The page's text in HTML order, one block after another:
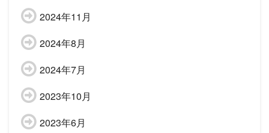
2024年11月
2024年8月
2024年7月
2023年10月
2023年6月